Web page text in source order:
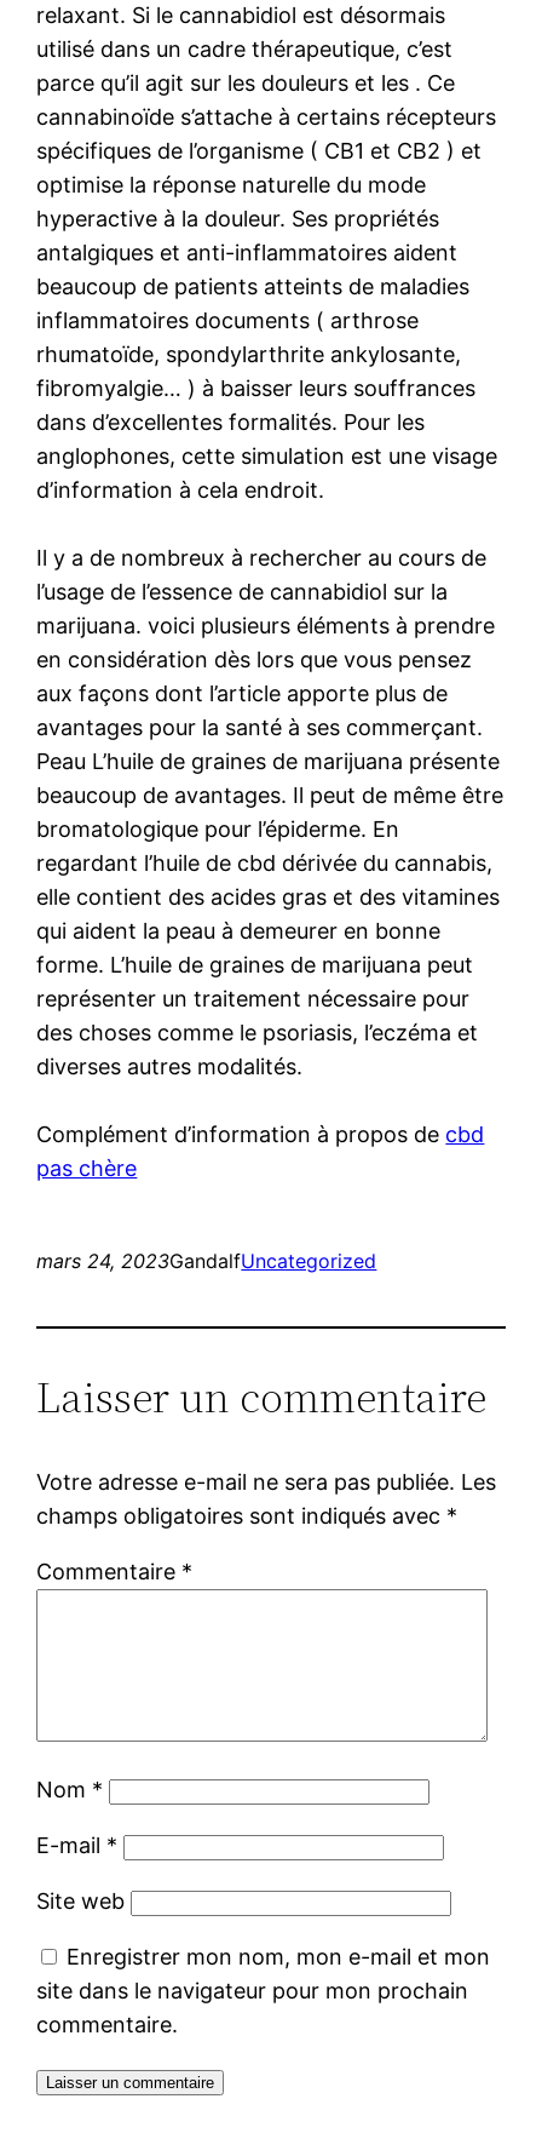
relaxant. Si le cannabidiol est désormais
utilisé dans un cadre thérapeutique, c’est
parce qu’il agit sur les douleurs et les . Ce
cannabinoïde s’attache à certains récepteurs
spécifiques de l’organisme ( CB1 et CB2 ) et
optimise la réponse naturelle du mode
hyperactive à la douleur. Ses propriétés
antalgiques et anti-inflammatoires aident
beaucoup de patients atteints de maladies
inflammatoires documents ( arthrose
rhumatoïde, spondylarthrite ankylosante,
fibromyalgie… ) à baisser leurs souffrances
dans d’excellentes formalités. Pour les
anglophones, cette simulation est une visage
d’information à cela endroit.
Il y a de nombreux à rechercher au cours de
l’usage de l’essence de cannabidiol sur la
marijuana. voici plusieurs éléments à prendre
en considération dès lors que vous pensez
aux façons dont l’article apporte plus de
avantages pour la santé à ses commerçant.
Peau L’huile de graines de marijuana présente
beaucoup de avantages. Il peut de même être
bromatologique pour l’épiderme. En
regardant l’huile de cbd dérivée du cannabis,
elle contient des acides gras et des vitamines
qui aident la peau à demeurer en bonne
forme. L’huile de graines de marijuana peut
représenter un traitement nécessaire pour
des choses comme le psoriasis, l’eczéma et
diverses autres modalités.
Complément d’information à propos de cbd
pas chère
mars 24, 2023GandalfUncategorized
Laisser un commentaire
Votre adresse e-mail ne sera pas publiée. Les
champs obligatoires sont indiqués avec *
Commentaire *
Nom *
E-mail *
Site web
Enregistrer mon nom, mon e-mail et mon
site dans le navigateur pour mon prochain
commentaire.